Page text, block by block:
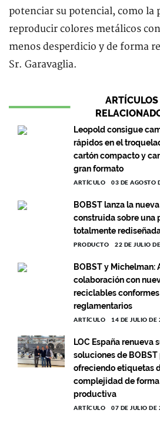
potenciar su potencial, como la
reproducir colores metálicos
menos desperdicio y de forma
Sr. Garavaglia.
ARTÍCULOS
Leopold consigue
rápidos en el
cartón compacto y
gran formato
ARTÍCULO 03 DE AGOSTO
BOBST lanza la
construida sobre una
totalmente
PRODUCTO 22 DE JULIO
BOBST y Michelman:
colaboración con
reciclables
reglamentarios
ARTÍCULO 14 DE JULIO DE
LOC España renueva
soluciones de
ofreciendo etiquetas
complejidad de
productiva
ARTÍCULO 07 DE JULIO DE